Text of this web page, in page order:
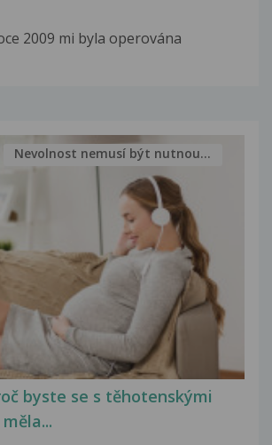
2009 mi byla operována
byste se s těhotenskými
Nevolnost nemusí být nutnou...